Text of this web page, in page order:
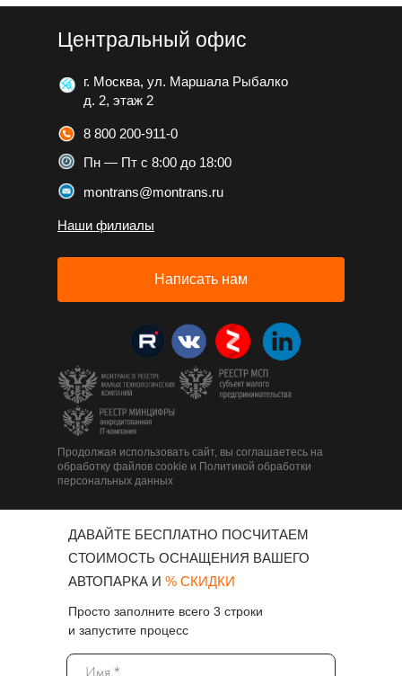
г. Москва, ул. Маршала Рыбалко
д. 2, этаж 2
Центральный офис
8 800 200-911-0
Пн — Пт с 8:00 до 18:00
montrans@montrans.ru
Наши филиалы
Написать нам
Продолжая использовать сайт, вы соглашаетесь на
обработку файлов cookie и Политикой обработки
персональных данных
ДАВАЙТЕ БЕСПЛАТНО ПОСЧИТАЕМ
СТОИМОСТЬ ОСНАЩЕНИЯ ВАШЕГО
АВТОПАРКА И % СКИДКИ
Просто заполните всего 3 строки
и запустите процесс